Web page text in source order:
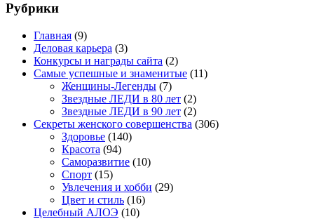
Рубрики
Главная (9)
Деловая карьера (3)
Конкурсы и награды сайта (2)
Самые успешные и знаменитые (11)
Женщины-Легенды (7)
Звездные ЛЕДИ в 80 лет (2)
Звездные ЛЕДИ в 90 лет (2)
Секреты женского совершенства (306)
Здоровье (140)
Красота (94)
Саморазвитие (10)
Спорт (15)
Увлечения и хобби (29)
Цвет и стиль (16)
Целебный АЛОЭ (10)